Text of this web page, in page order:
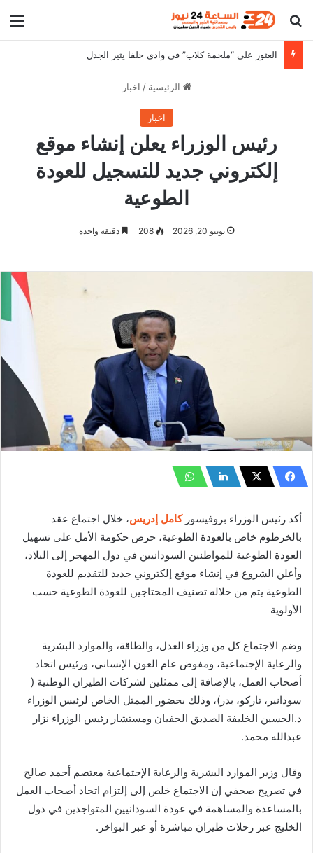
بحث عن
العثور على “ملحمة كلاب” في وادي حلفا يثير الجدل
الرئيسية / اخبار
اخبار
رئيس الوزراء يعلن إنشاء موقع
إلكتروني جديد للتسجيل للعودة
الطوعية
يونيو 20, 2026 208 دقيقة واحدة
أكد رئيس الوزراء بروفيسوركامل إدريس، خلال اجتماع عقد
بالخرطوم خاص بالعودة الطوعية، حرص حكومة الأمل على تسهيل
العودة الطوعية للمواطنين السودانيين في دول المهجر إلى البلاد،
وأعلن الشروع في إنشاء موقع إلكتروني جديد للتقديم للعودة
الطوعية يتم من خلاله تصنيف المحتاجين للعودة الطوعية حسب
الأولوية
وضم الاجتماع كل من وزراء العدل، والطاقة، والموارد البشرية
والرعاية الإجتماعية، ومفوض عام العون الإنساني، ورئيس اتحاد
أصحاب العمل، بالإضافة إلى ممثلين لشركات الطيران الوطنية (
سودانير، تاركو، بدر)، وذلك بحضور الممثل الخاص لرئيس الوزراء
د.الحسين الخليفة الصديق الحفيان ومستشار رئيس الوزراء نزار
عبدالله محمد.
وقال وزير الموارد البشرية والرعاية الإجتماعية معتصم أحمد صالح
في تصريح صحفي إن الاجتماع خلص إلى إلتزام اتحاد أصحاب العمل
بالمساعدة والمساهمة في عودة السودانيين المتواجدين في دول
الخليج عبر رحلات طيران مباشرة أو عبر البواخر.